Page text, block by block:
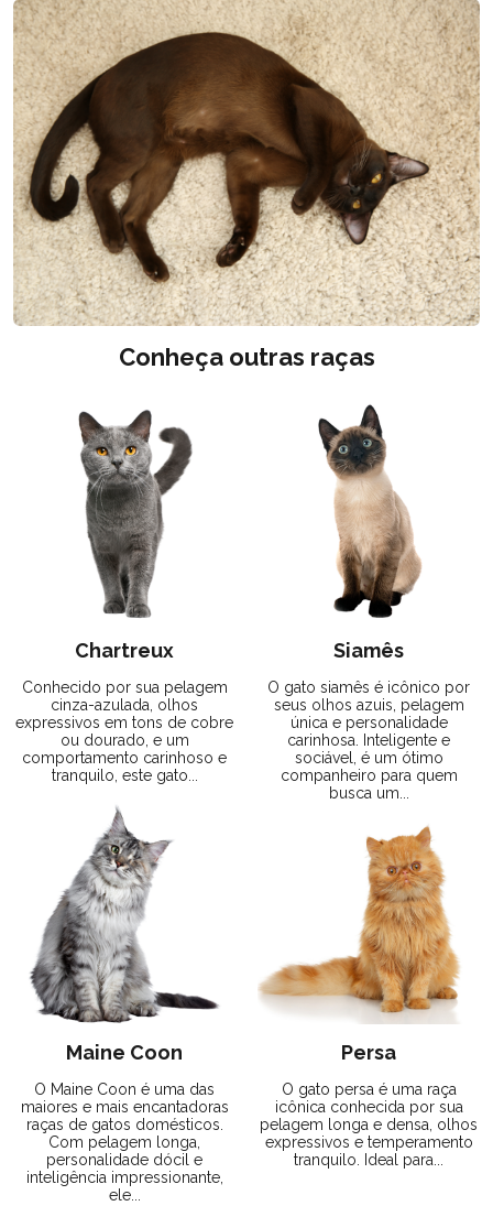
Conheça outras raças
Chartreux
Conhecido por sua pelagem
cinza-azulada, olhos
expressivos em tons de cobre
ou dourado, e um
comportamento carinhoso e
tranquilo, este gato...
Siamês
O gato siamês é icônico por
seus olhos azuis, pelagem
única e personalidade
carinhosa. Inteligente e
sociável, é um ótimo
companheiro para quem
busca um...
Maine Coon
O Maine Coon é uma das
maiores e mais encantadoras
raças de gatos domésticos.
Com pelagem longa,
personalidade dócil e
inteligência impressionante,
ele...
Persa
O gato persa é uma raça
icônica conhecida por sua
pelagem longa e densa, olhos
expressivos e temperamento
tranquilo. Ideal para...